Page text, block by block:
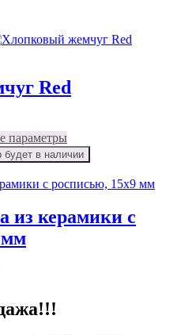
Red
параметрыЭтот
товар
имеет
несколько
вариаций.
можно
будет в наличии
из керамики с
мм